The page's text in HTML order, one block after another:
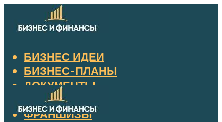
БИЗНЕС ИДЕИ
БИЗНЕС-ПЛАНЫ
ДОКУМЕНТЫ
НАЛОГИ
ФРАНШИЗЫ